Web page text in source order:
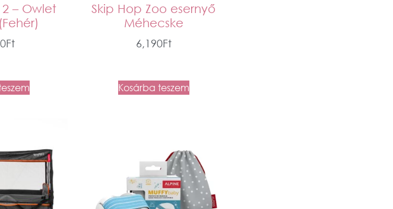
– Owlet
Ft
Skip Hop Zoo esernyő
Méhecske
6,190Ft
Kosárba teszem